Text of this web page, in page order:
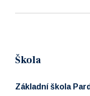
Škola
Základní škola